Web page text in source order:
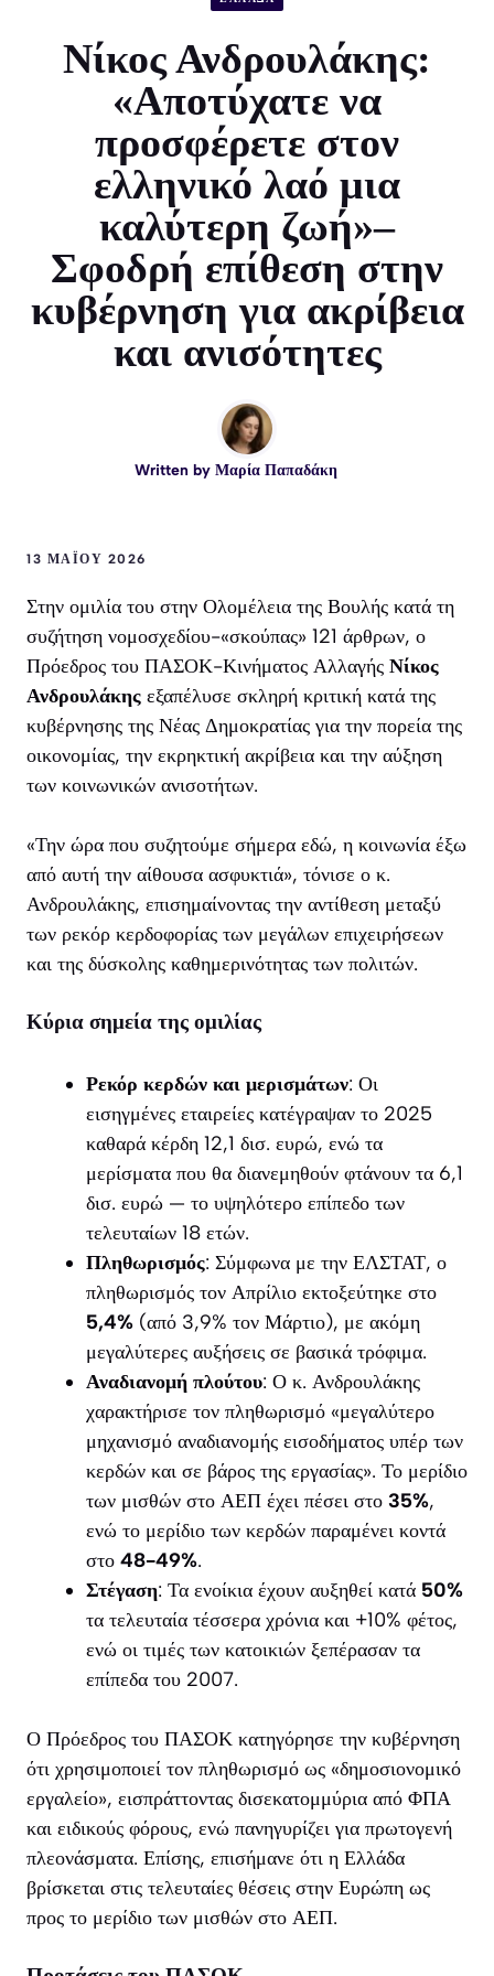
Νίκος Ανδρουλάκης:
«Αποτύχατε να
προσφέρετε στον
ελληνικό λαό μια
καλύτερη ζωή»–
Σφοδρή επίθεση στην
κυβέρνηση για ακρίβεια
και ανισότητες
Written by Μαρία Παπαδάκη
13 ΜΑΪ́ΟΥ 2026
Στην ομιλία του στην Ολομέλεια της Βουλής κατά τη
συζήτηση νομοσχεδίου-«σκούπας» 121 άρθρων, ο
Πρόεδρος του ΠΑΣΟΚ-Κινήματος Αλλαγής Νίκος
Ανδρουλάκης εξαπέλυσε σκληρή κριτική κατά της
κυβέρνησης της Νέας Δημοκρατίας για την πορεία της
οικονομίας, την εκρηκτική ακρίβεια και την αύξηση
των κοινωνικών ανισοτήτων.
«Την ώρα που συζητούμε σήμερα εδώ, η κοινωνία έξω
από αυτή την αίθουσα ασφυκτιά», τόνισε ο κ.
Ανδρουλάκης, επισημαίνοντας την αντίθεση μεταξύ
των ρεκόρ κερδοφορίας των μεγάλων επιχειρήσεων
και της δύσκολης καθημερινότητας των πολιτών.
Κύρια σημεία της ομιλίας
Ρεκόρ κερδών και μερισμάτων: Οι
εισηγμένες εταιρείες κατέγραψαν το 2025
καθαρά κέρδη 12,1 δισ. ευρώ, ενώ τα
μερίσματα που θα διανεμηθούν φτάνουν τα 6,1
δισ. ευρώ — το υψηλότερο επίπεδο των
τελευταίων 18 ετών.
Πληθωρισμός: Σύμφωνα με την ΕΛΣΤΑΤ, ο
πληθωρισμός τον Απρίλιο εκτοξεύτηκε στο
5,4% (από 3,9% τον Μάρτιο), με ακόμη
μεγαλύτερες αυξήσεις σε βασικά τρόφιμα.
Αναδιανομή πλούτου: Ο κ. Ανδρουλάκης
χαρακτήρισε τον πληθωρισμό «μεγαλύτερο
μηχανισμό αναδιανομής εισοδήματος υπέρ των
κερδών και σε βάρος της εργασίας». Το μερίδιο
των μισθών στο ΑΕΠ έχει πέσει στο 35%,
ενώ το μερίδιο των κερδών παραμένει κοντά
στο 48-49%.
Στέγαση: Τα ενοίκια έχουν αυξηθεί κατά 50%
τα τελευταία τέσσερα χρόνια και +10% φέτος,
ενώ οι τιμές των κατοικιών ξεπέρασαν τα
επίπεδα του 2007.
Ο Πρόεδρος του ΠΑΣΟΚ κατηγόρησε την κυβέρνηση
ότι χρησιμοποιεί τον πληθωρισμό ως «δημοσιονομικό
εργαλείο», εισπράττοντας δισεκατομμύρια από ΦΠΑ
και ειδικούς φόρους, ενώ πανηγυρίζει για πρωτογενή
πλεονάσματα. Επίσης, επισήμανε ότι η Ελλάδα
βρίσκεται στις τελευταίες θέσεις στην Ευρώπη ως
προς το μερίδιο των μισθών στο ΑΕΠ.